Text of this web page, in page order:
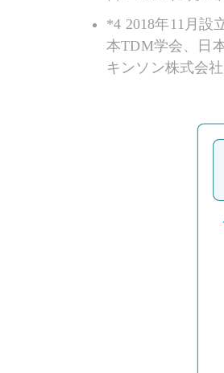
*4 2018年11月設
本TDM学会、日
キンソン株式会